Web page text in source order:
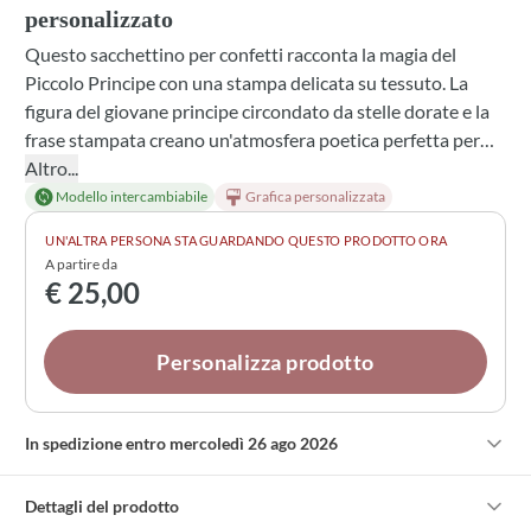
personalizzato
Questo sacchettino per confetti racconta la magia del
Piccolo Principe con una stampa delicata su tessuto. La
figura del giovane principe circondato da stelle dorate e la
frase stampata creano un'atmosfera poetica perfetta per
celebrare una nascita o un battesimo. Disponibile in cotone
bianco, avorio o puro lino panna, e personalizzabile con il
nome del bambino, diventa una bomboniera che i genitori
conserveranno come ricordo speciale. Il fiocco in lino nei
colori più teneri completa il confezionamento con
semplicità e eleganza.
Altro...
Modello intercambiabile Grafica personalizzata
UN'ALTRA PERSONA STA GUARDANDO QUESTO PRODOTTO ORA
A partire da
€ 25,00
Personalizza prodotto
In spedizione entro mercoledì 26 ago 2026
Dettagli del prodotto